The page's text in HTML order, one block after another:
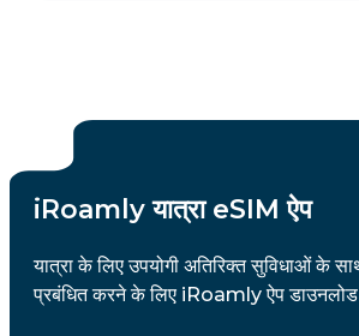
iRoamly यात्रा eSIM ऐप
यात्रा के लिए उपयोगी अतिरिक्त सुविधाओं के
प्रबंधित करने के लिए iRoamly ऐप